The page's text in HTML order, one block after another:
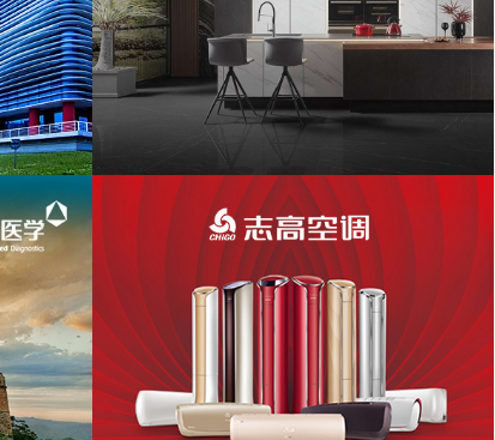
欧派家居集团股份有限公司网站建设项目